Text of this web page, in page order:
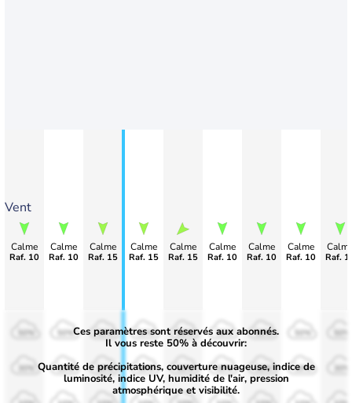
Vent
Calme
Raf. 10
Calme
Raf. 10
Calme
Raf. 15
Calme
Raf. 15
Calme
Raf. 15
Calme
Raf. 10
Calme
Raf. 10
Calme
Raf. 10 Raf.
50%
30%
50%
30%
50%
30%
50%
30%
50%
30%
50%
30%
50%
30%
Ces paramètres sont réservés aux abonnés.
Il vous reste 50% à découvrir:
Quantité de précipitations, couverture nuageuse, indice de
luminosité, indice UV, humidité de l'air, pression
atmosphérique et visibilité.